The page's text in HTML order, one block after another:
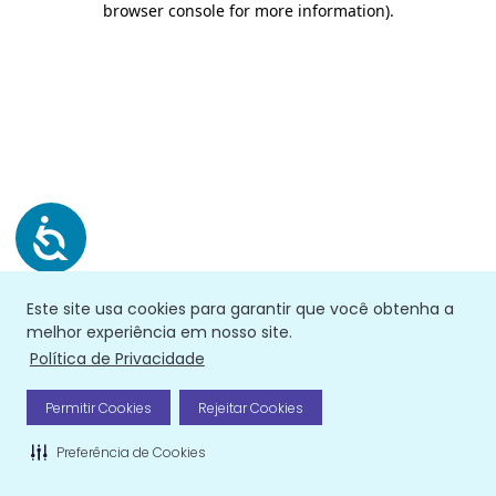
Este site usa cookies para garantir que você obtenha a
melhor experiência em nosso site.
Política de Privacidade
Permitir Cookies Rejeitar Cookies
Preferência de Cookies
browser console for more information).